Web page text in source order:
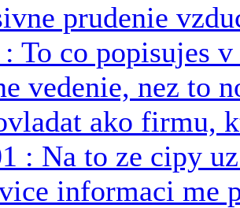
prudenie
To co popisujes
vedenie, nez to
ako firmu,
: Na to ze cipy
informaci me